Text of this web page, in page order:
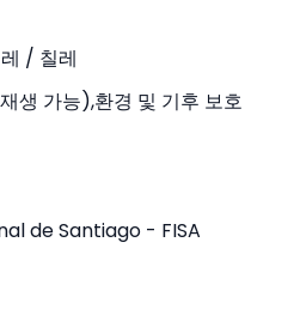
/ 칠레
생 가능),환경 및 기후 보호
de Santiago - FISA